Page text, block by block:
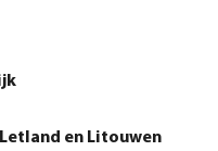
en Litouwen